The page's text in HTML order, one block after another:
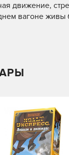
движение,
вагоне